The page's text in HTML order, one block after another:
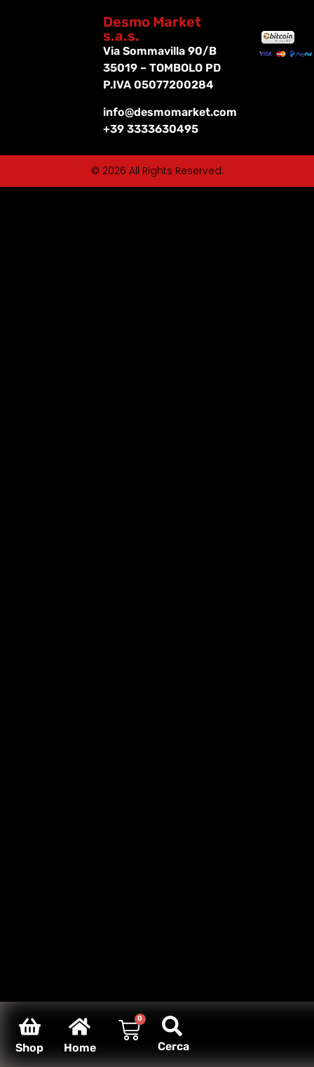
Shop Home
0
Cerca
Desmo Market
s.a.s.
Via Sommavilla 90/B
35019 – TOMBOLO PD
P.IVA 05077200284
info@desmomarket.com
+39 3333630495
© 2026 All Rights Reserved.